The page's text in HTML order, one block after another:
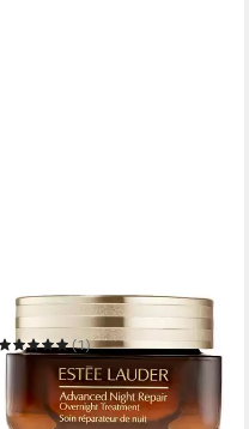
Night Repair Overnight
Treatment(1)
ab 50,00 € UVP130,00 €
(769,23 €/ 1 l)
-62%